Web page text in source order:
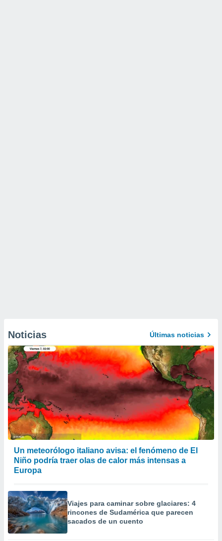
Noticias Últimas noticias
Un meteorólogo italiano avisa: el fenómeno de El
Niño podría traer olas de calor más intensas a
Europa
Viajes para caminar sobre glaciares: 4
rincones de Sudamérica que parecen
sacados de un cuento